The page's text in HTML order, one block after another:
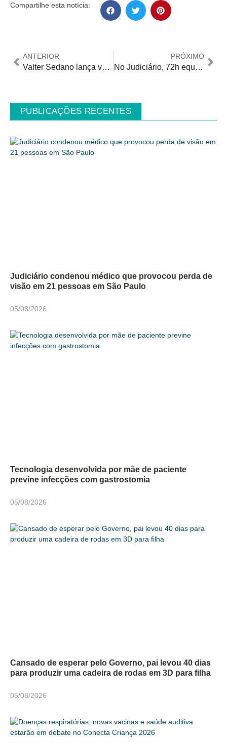
Compartilhe esta notícia:
ANTERIOR
Valter Sedano lança vaquinha para financiar participação em etapa que define seleção
PRÓXIMO
No Judiciário, 72h equivale a quantos dias?
PUBLICAÇÕES RECENTES
Judiciário condenou médico que provocou perda de
visão em 21 pessoas em São Paulo
05/08/2026
Tecnologia desenvolvida por mãe de paciente
previne infecções com gastrostomia
05/08/2026
Cansado de esperar pelo Governo, pai levou 40 dias
para produzir uma cadeira de rodas em 3D para filha
05/08/2026